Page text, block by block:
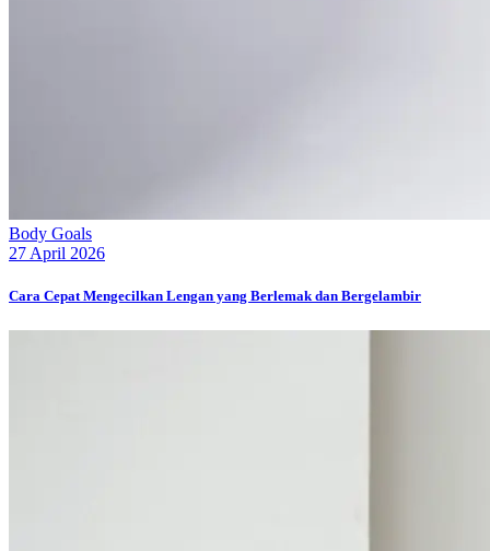
Body Goals
27 April 2026
Cara Cepat Mengecilkan Lengan yang Berlemak dan Bergelambir